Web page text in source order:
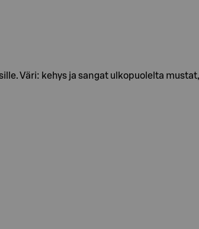
Väri: kehys ja sangat ulkopuolelta